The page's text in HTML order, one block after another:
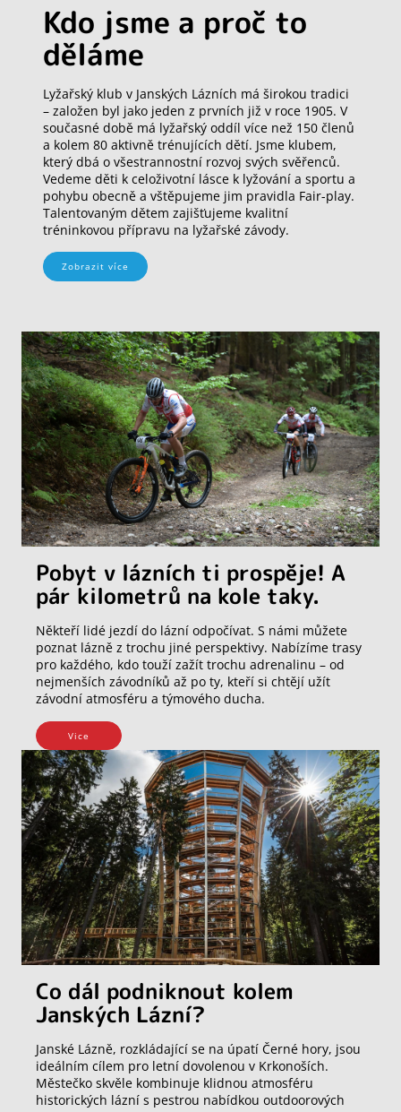
Kdo jsme a proč to
děláme
Lyžařský klub v Janských Lázních má širokou tradici
– založen byl jako jeden z prvních již v roce 1905. V
současné době má lyžařský oddíl více než 150 členů
a kolem 80 aktivně trénujících dětí. Jsme klubem,
který dbá o všestrannostní rozvoj svých svěřenců.
Vedeme děti k celoživotní lásce k lyžování a sportu a
pohybu obecně a vštěpujeme jim pravidla Fair-play.
Talentovaným dětem zajišťujeme kvalitní
tréninkovou přípravu na lyžařské závody.
Zobrazit více
Pobyt v lázních ti prospěje! A
pár kilometrů na kole taky.
Někteří lidé jezdí do lázní odpočívat. S námi můžete
poznat lázně z trochu jiné perspektivy. Nabízíme trasy
pro každého, kdo touží zažít trochu adrenalinu – od
nejmenších závodníků až po ty, kteří si chtějí užít
závodní atmosféru a týmového ducha.
Vice
Co dál podniknout kolem
Janských Lázní?
Janské Lázně, rozkládající se na úpatí Černé hory, jsou
ideálním cílem pro letní dovolenou v Krkonoších.
Městečko skvěle kombinuje klidnou atmosféru
historických lázní s pestrou nabídkou outdoorových